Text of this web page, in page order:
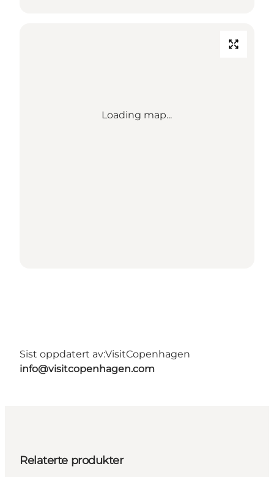
Loading map...
Sist oppdatert av:VisitCopenhagen
info@visitcopenhagen.com
Relaterte produkter